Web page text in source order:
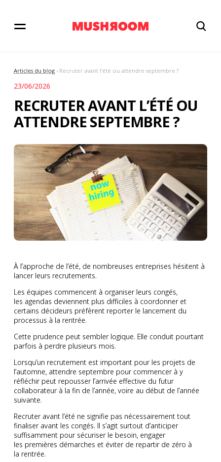
Articles du blog › Recruter avant l’été ou attendre septembre ?
23/06/2026
RECRUTER AVANT L’ÉTÉ OU
ATTENDRE SEPTEMBRE ?
À l’approche de l’été, de nombreuses entreprises hésitent à
lancer leurs recrutements.
Les équipes commencent à organiser leurs congés,
les agendas deviennent plus difficiles à coordonner et
certains décideurs préfèrent reporter le lancement du
processus à la rentrée.
Cette prudence peut sembler logique. Elle conduit pourtant
parfois à perdre plusieurs mois.
Lorsqu’un recrutement est important pour les projets de
l’automne, attendre septembre pour commencer à y
réfléchir peut repousser l’arrivée effective du futur
collaborateur à la fin de l’année, voire au début de l’année
suivante.
Recruter avant l’été ne signifie pas nécessairement tout
finaliser avant les congés. Il s’agit surtout d’anticiper
suffisamment pour sécuriser le besoin, engager
les premières démarches et éviter de repartir de zéro à
la rentrée.